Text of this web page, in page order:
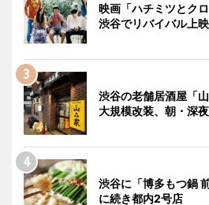
映画「ハチミツとク
渋谷でリバイバル上映
渋谷の老舗居酒屋「
大規模改装、朝・深
渋谷に「博多もつ鍋
に続き都内2号店